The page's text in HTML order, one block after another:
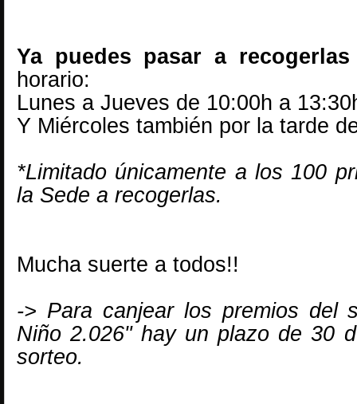
Ya puedes pasar a
horario:
Lunes a Jueves de 10:00h a
Y Miércoles también por la tarde
*Limitado únicamente a los 100
la Sede a recogerlas.
Mucha suerte a todos!!
-> Para canjear los premios del
Niño 2.026" hay un plazo de 30
sorteo.